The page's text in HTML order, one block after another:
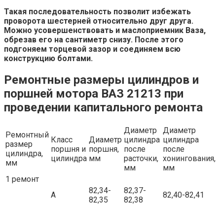
Такая последовательность позволит избежать
проворота шестерней относительно друг друга.
Можно усовершенствовать и маслоприемник Ваза,
обрезав его на сантиметр снизу. После этого
подгоняем торцевой зазор и соединяем всю
конструкцию болтами.
Ремонтные размеры цилиндров и
поршней мотора ВАЗ 21213 при
проведении капитального ремонта
Ремонтный
размер
цилиндра,
мм
Класс
поршня и
цилиндра
Диаметр
поршня,
мм
Диаметр
цилиндра
после
расточки,
мм
Диаметр
цилиндра
после
хонингования,
мм
1 ремонт
A
82,34-
82,35
82,37-
82,38
82,40-82,41